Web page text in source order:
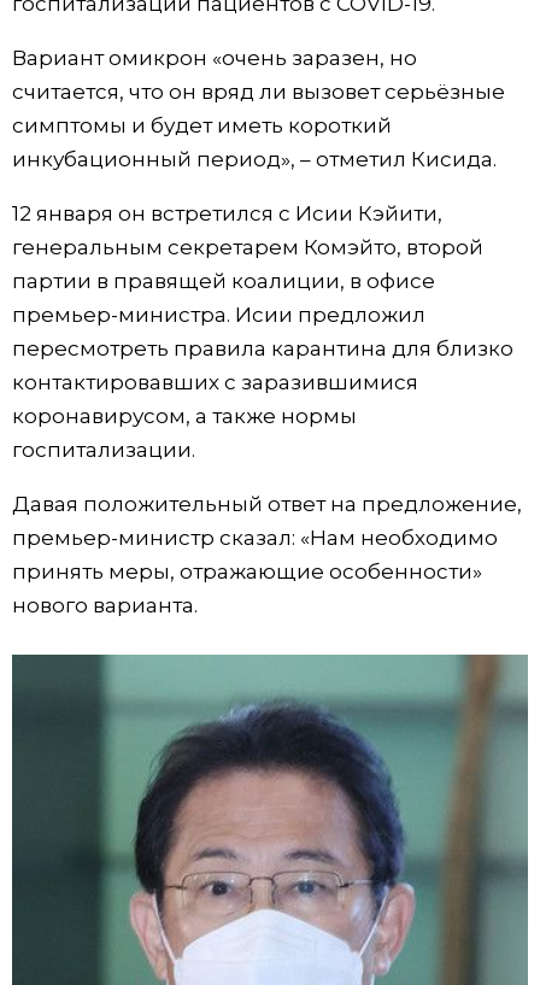
Общество
Жизнь
Технологии
Токио
От редакции
Еда и напитки
Вариант омикрон «очень заразен, но
считается, что он вряд ли вызовет серьёзные
симптомы и будет иметь короткий
инкубационный период», – отметил Кисида.
12 января он встретился с Исии Кэйити,
генеральным секретарем Комэйто, второй
партии в правящей коалиции, в офисе
премьер-министра. Исии предложил
пересмотреть правила карантина для близко
контактировавших с заразившимися
коронавирусом, а также нормы
госпитализации.
Давая положительный ответ на предложение,
премьер-министр сказал: «Нам необходимо
принять меры, отражающие особенности»
нового варианта.